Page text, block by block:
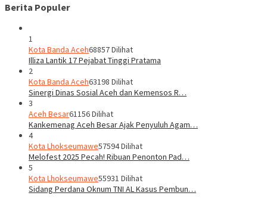
Berita Populer
1
Kota Banda Aceh68857 Dilihat
Illiza Lantik 17 Pejabat Tinggi Pratama
2
Kota Banda Aceh63198 Dilihat
Sinergi Dinas Sosial Aceh dan Kemensos R…
3
Aceh Besar61156 Dilihat
Kankemenag Aceh Besar Ajak Penyuluh Agam…
4
Kota Lhokseumawe57594 Dilihat
Melofest 2025 Pecah! Ribuan Penonton Pad…
5
Kota Lhokseumawe55931 Dilihat
Sidang Perdana Oknum TNI AL Kasus Pembun…